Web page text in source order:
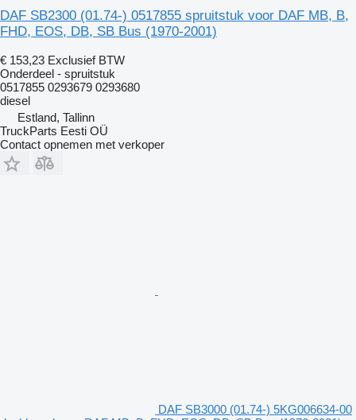
DAF SB2300 (01.74-) 0517855 spruitstuk voor DAF MB, B,
FHD, EOS, DB, SB Bus (1970-2001)
€ 153,23 Exclusief BTW
Onderdeel - spruitstuk
0517855 0293679 0293680
diesel
Estland, Tallinn
TruckParts Eesti OÜ
Contact opnemen met verkoper
DAF SB3000 (01.74-) 5KG006634-00